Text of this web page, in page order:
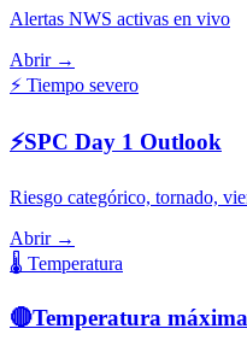
Alertas NWS activas en vivo
Abrir →
⚡ Tiempo severo
⚡SPC Day 1 Outlook
Riesgo categórico, tornado,
Abrir →
🌡️ Temperatura
🔴Temperatura máxima